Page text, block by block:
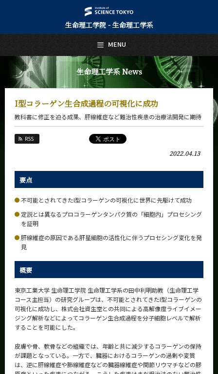
生命理工学院 - 生命理工学系
生命理工学系 News
I型コラーゲン生合成過程の可視化に成功
教科書に修正を迫る成果、肝線維症など難治性疾患の治療法開発に期待
RSS
2022.04.13
要点
不可能とされてきたI型コラーゲンの可視化に世界に先駆けて成功
定説とは異なるプロコラーゲンタンパク質の「細胞内」プロセシング
を証明
肝線維症の原因である肝星細胞の活性化に伴うプロセシング変化を発
見
概要
東京工業大学 生命理工学院 生命理工学系の田中利明助教（生命理工学
コース主担当）の研究グループは、不可能とされてきたI型コラーゲンの
可視化に成功し、株式会社資生堂との共同による高解像度ライブイメー
ジング解析などによってコラーゲン生合成過程を分子細胞レベルで解析
することを可能にした。
皮膚や骨、軟骨などの組織では、年齢と共に減少するコラーゲンの保持
が課題となっている。一方で、臓器におけるコラーゲンの過剰や変質
は、逆に肝線維症や肺線維症などの臓器線維症や関節リウマチなどの膠
MENU
日本語 English
トップページ
Top Page
生命理工学系について
About Us
Education
教員・研究室
Faculty and Laboratories
Future
入学案内
Admissions
生命理工学系 News
News
News 一覧
カテゴリ別
課程別
月別
イベントカレンダー
Event Calendar
サイト構成